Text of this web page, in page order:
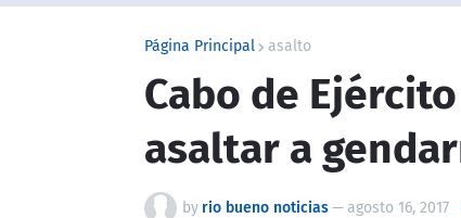
Página Principal asalto
Cabo de
asaltar a
by rio bueno noticias—agosto 16, 2017